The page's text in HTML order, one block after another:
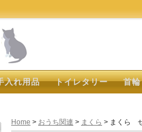
入れ用品 トイレタリー 首輪
Home > おうち関連 > まくら > まくら